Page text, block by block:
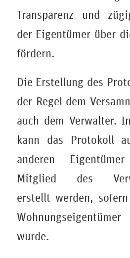
Transparenz und
der Eigentümer über
fördern.
Die Erstellung des
der Regel dem
auch dem Verwalter.
kann das Protokoll
anderen
Mitglied des
erstellt werden,
wurde.